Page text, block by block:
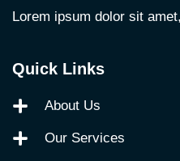
Lorem ipsum dolor sit
Quick Links
About Us
Our Services